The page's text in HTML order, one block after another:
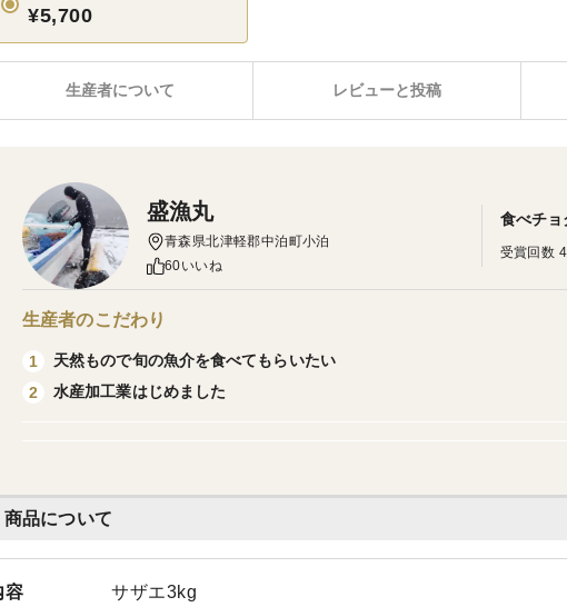
¥5,700
レビューと投稿
生産者について
商品について
容 サザエ3kg
盛漁丸
青森県北津軽郡中泊町小泊
60いいね
食べチョ
受賞回数
生産者のこだわり
1
天然もので旬の魚介を食べてもらいたい
2
水産加工業はじめました